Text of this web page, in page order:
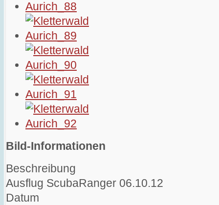
Bild-Informationen
Beschreibung
Ausflug ScubaRanger 06.10.12
Datum